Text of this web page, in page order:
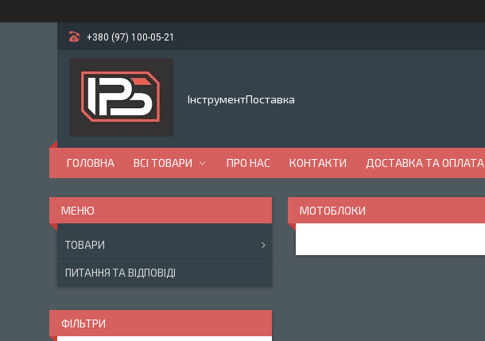
+380 (97) 100-05-21
ІнструментПоставка
ГОЛОВНА ВСІ ТОВАРИ ПРО НАС КОНТАКТИ ДОСТАВКА ТА ОПЛАТА
МОТОБЛОКИ
ТОВАРИ
ПИТАННЯ ТА ВІДПОВІДІ
ФІЛЬТРИ